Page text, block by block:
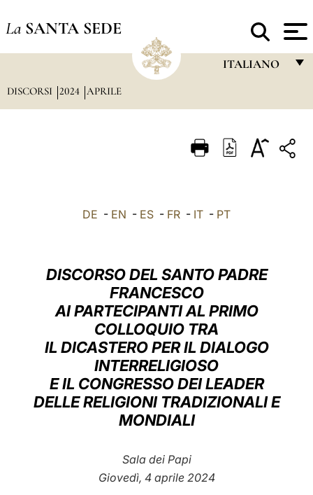
La SANTA SEDE
ITALIANO
ITALIANO
العربيّة
中文
DISCORSI 2024 APRILE
DE - EN - ES - FR - IT - PT
DISCORSO DEL SANTO PADRE
FRANCESCO
AI PARTECIPANTI AL PRIMO
COLLOQUIO TRA
IL DICASTERO PER IL DIALOGO
INTERRELIGIOSO
E IL CONGRESSO DEI LEADER
DELLE RELIGIONI TRADIZIONALI E
MONDIALI
Sala dei Papi
Giovedì, 4 aprile 2024